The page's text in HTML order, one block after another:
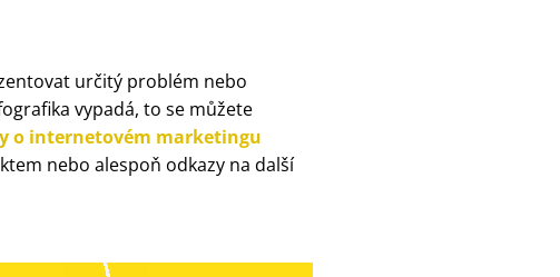
určitý problém nebo
vypadá, to se můžete
o internetovém marketingu
nebo alespoň odkazy na další